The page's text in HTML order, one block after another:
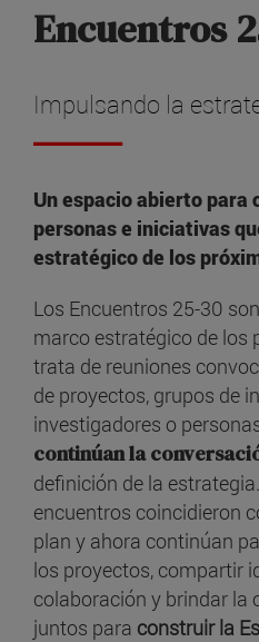
Encuentros
Impulsando la
Un espacio abierto para
personas e iniciativas
estratégico de los
Los Encuentros 25-30
marco estratégico de los
trata de reuniones
de proyectos, grupos de
investigadores o
continúan la
definición de la
encuentros coincidieron
plan y ahora continúan
los proyectos, compartir
colaboración y brindar la
juntos para construir la